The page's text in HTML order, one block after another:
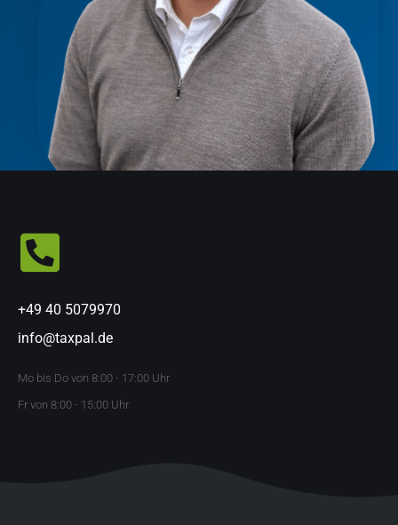
+49 40 5079970
info@taxpal.de
Mo bis Do von 8:00 - 17:00 Uhr
Fr von 8:00 - 15:00 Uhr